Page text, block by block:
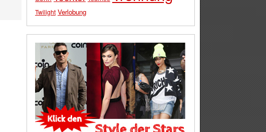
Twilight Verlobung